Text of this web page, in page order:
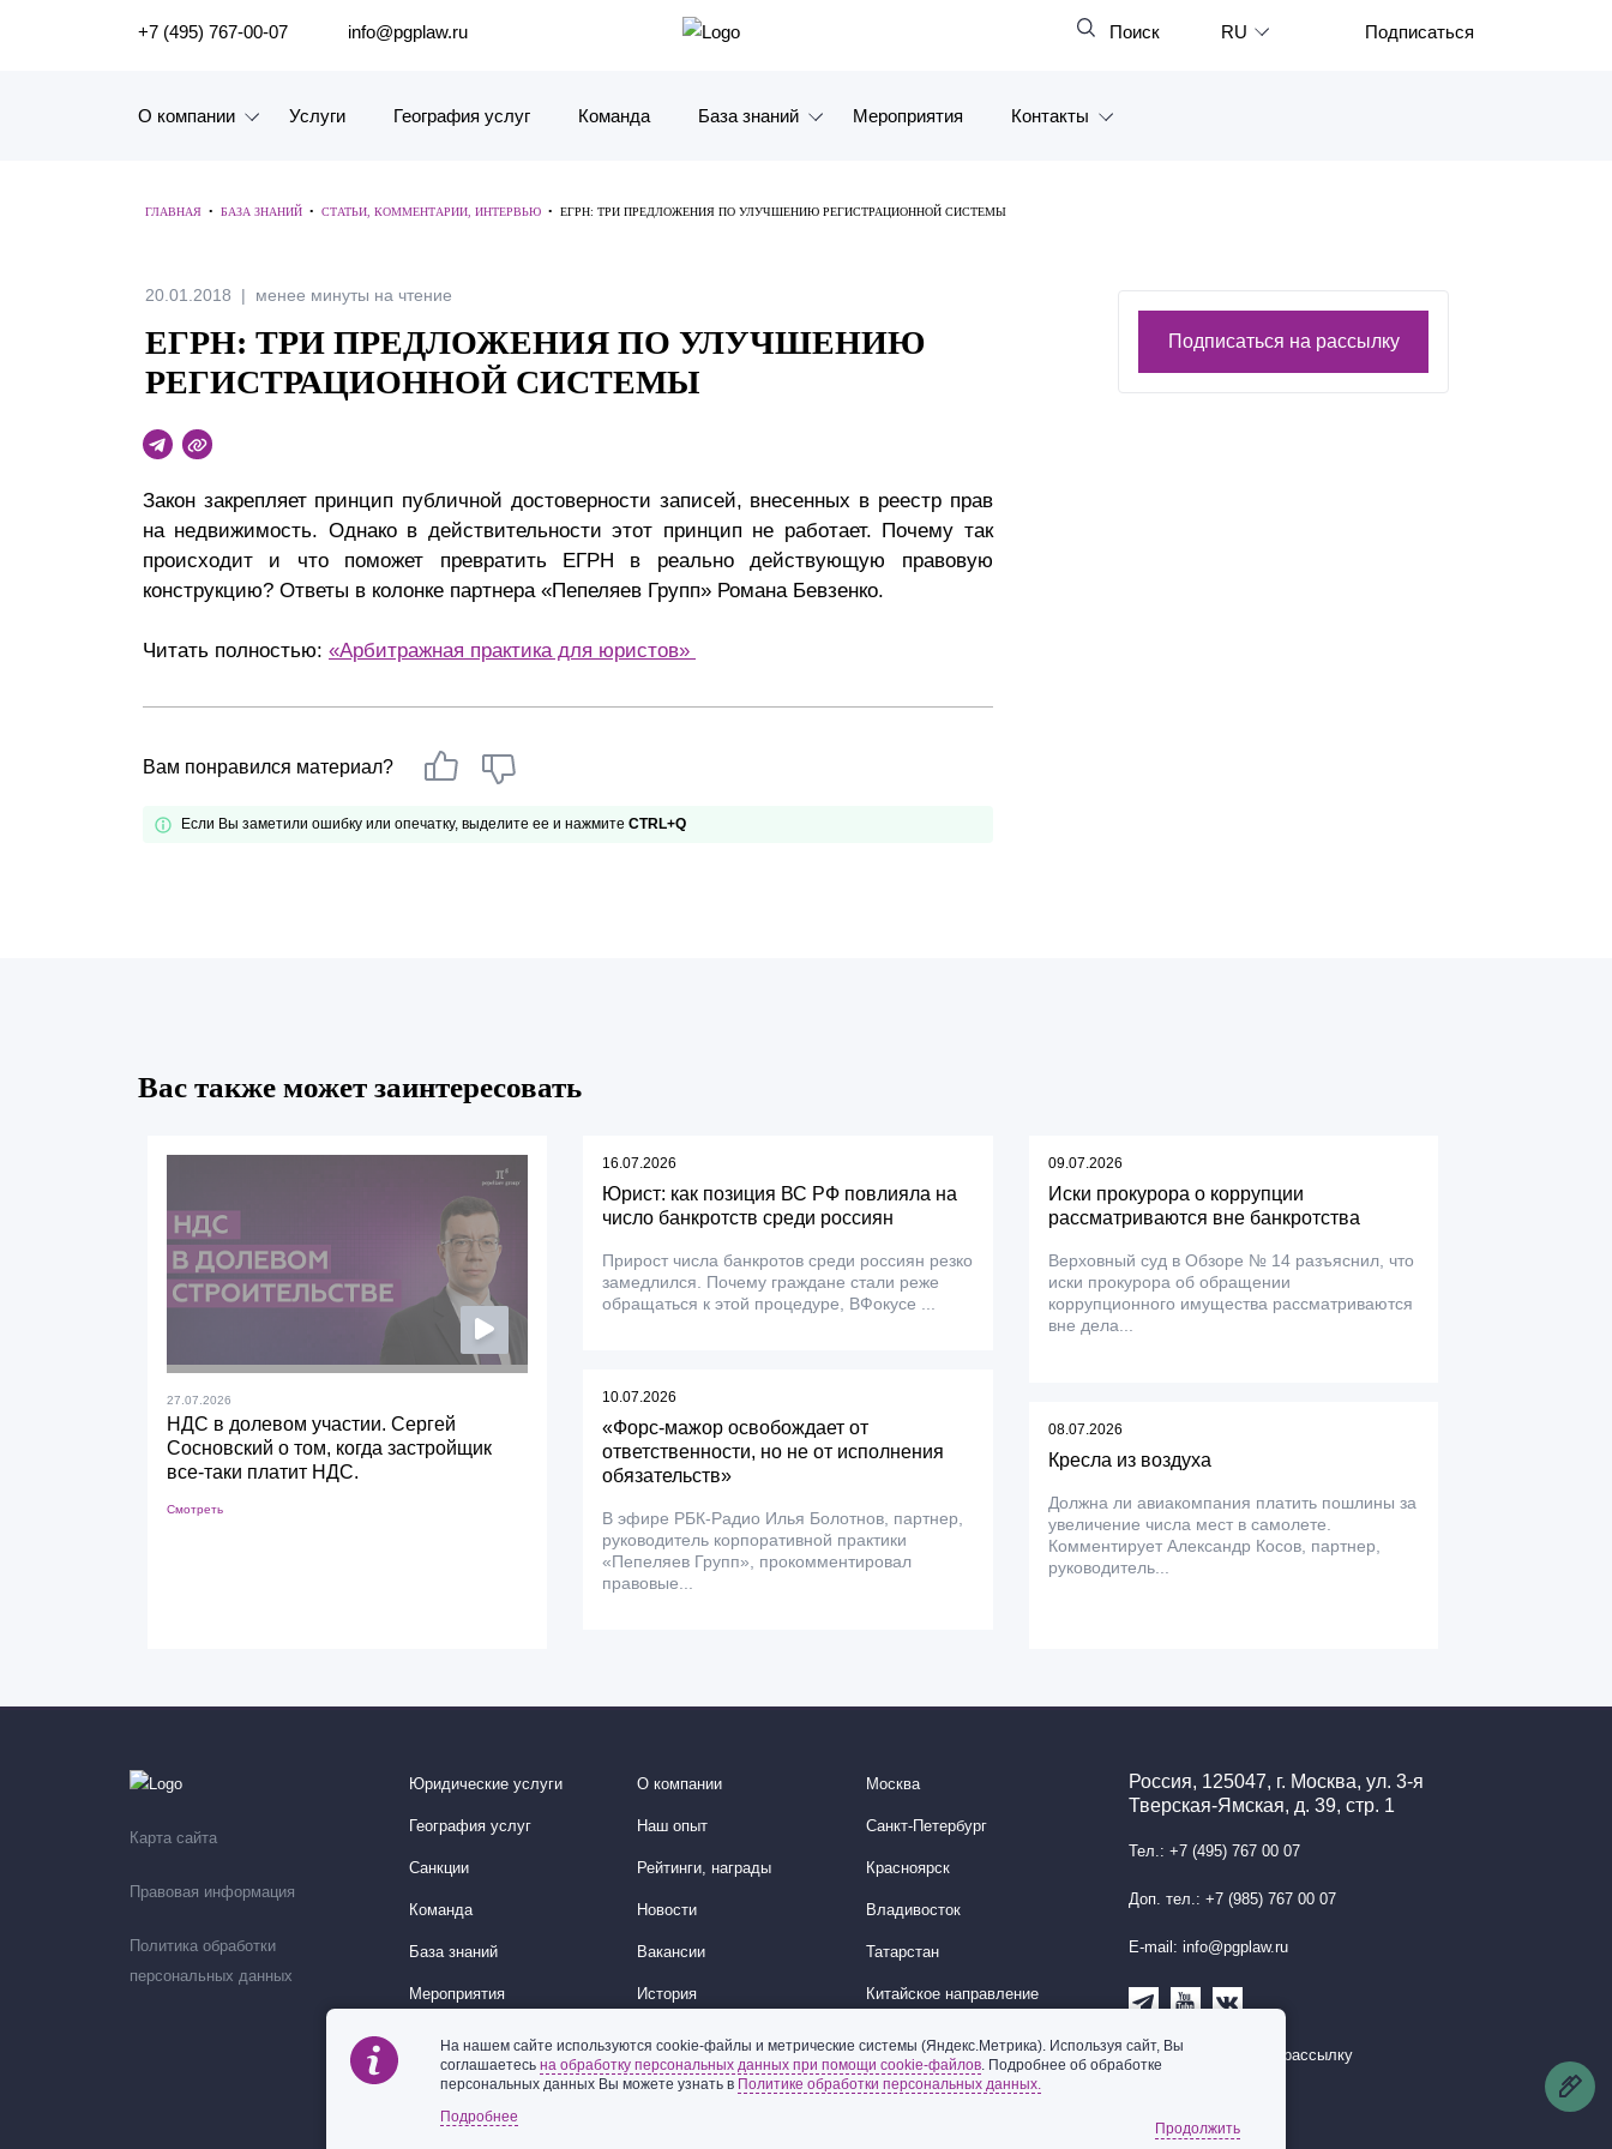
ПОИСК ПО САЙТУ Закрыть
+7 (495) 767-00-07 info@pgplaw.ru Поиск RU Подписаться
О компании
Наш опыт
Рейтинги, Награды, Цифры
Карьера
История компании
Почему «Пепеляев Групп»?
Партнера
Социальная
Услуги География услуг Команда База знаний
Видео
Антикризисный инфопортал
Презентации экспертов
Мероприятия Контакты
ГЛАВНАЯ • БАЗА ЗНАНИЙ • СТАТЬИ, КОММЕНТАРИИ, ИНТЕРВЬЮ • ЕГРН: ТРИ ПРЕДЛОЖЕНИЯ ПО УЛУЧШЕНИЮ РЕГИСТРАЦИОННОЙ СИСТЕМЫ
20.01.2018 менее минуты на чтение
ЕГРН: ТРИ ПРЕДЛОЖЕНИЯ ПО УЛУЧШЕНИЮ
РЕГИСТРАЦИОННОЙ СИСТЕМЫ
Закон закрепляет принцип публичной достоверности записей, внесенных в реестр прав
на недвижимость. Однако в действительности этот принцип не работает. Почему так
происходит и что поможет превратить ЕГРН в реально действующую правовую
конструкцию? Ответы в колонке партнера «Пепеляев Групп» Романа Бевзенко.
Читать полностью: «Арбитражная практика для юристов»
Вам понравился материал?
Если Вы заметили ошибку или опечатку, выделите ее и нажмите CTRL+Q
Подписаться на рассылку
Вас также может заинтересовать
27.07.2026
НДС в долевом участии. Сергей
Сосновский о том, когда застройщик
все-таки платит НДС.
Смотреть
16.07.2026
Юрист: как позиция ВС РФ повлияла на
число банкротств среди россиян
Прирост числа банкротов среди россиян резко
замедлился. Почему граждане стали реже
обращаться к этой процедуре, ВФокусе ...
10.07.2026
«Форс-мажор освобождает от
ответственности, но не от исполнения
обязательств»
В эфире РБК-Радио Илья Болотнов, партнер,
руководитель корпоративной практики
«Пепеляев Групп», прокомментировал
правовые...
09.07.2026
Иски прокурора о коррупции
рассматриваются вне банкротства
Верховный суд в Обзоре № 14 разъяснил, что
иски прокурора об обращении
коррупционного имущества рассматриваются
вне дела...
08.07.2026
Кресла из воздуха
Должна ли авиакомпания платить пошлины за
увеличение числа мест в самолете.
Комментирует Александр Косов, партнер,
руководитель...
Карта сайта
Правовая информация
Политика обработки
персональных данных
Юридические услуги
География услуг
Санкции
Команда
База знаний
Мероприятия
О компании
Наш опыт
Рейтинги, награды
Новости
Вакансии
История
Москва
Санкт-Петербург
Красноярск
Владивосток
Татарстан
Китайское направление
Корейское направление
Ближний Восток
Россия, 125047, г. Москва, ул. 3-я
Тверская-Ямская, д. 39, стр. 1
Тел.: +7 (495) 767 00 07
Доп. тел.: +7 (985) 767 00 07
E-mail: info@pgplaw.ru
Подписаться на рассылку
На нашем сайте используются cookie-файлы и метрические системы (Яндекс.Метрика). Используя сайт, Вы
соглашаетесь на обработку персональных данных при помощи cookie-файлов. Подробнее об обработке
персональных данных Вы можете узнать в Политике обработки персональных данных.
Подробнее